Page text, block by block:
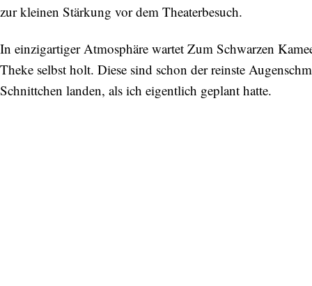
zur kleinen Stärkung vor dem Theaterbesuch.
In einzigartiger Atmosphäre wartet Zum Schwarzen
Theke selbst holt. Diese sind schon der reinste
Schnittchen landen, als ich eigentlich geplant hatte.